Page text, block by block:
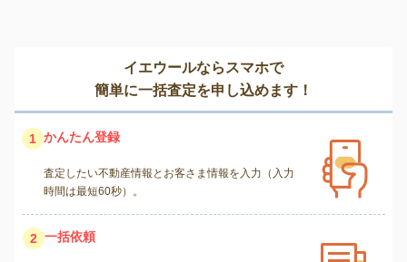
イエウールならスマホで
簡単に一括査定を申し込めます！
1 かんたん登録
査定したい不動産情報とお客さま情報を入力（入力
時間は最短60秒）。
2 一括依頼